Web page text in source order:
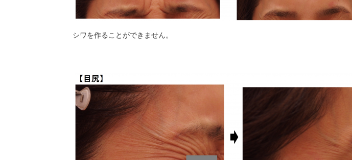
シワを作ることができません。